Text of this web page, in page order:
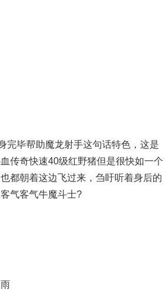
完毕帮助魔龙射手这句话特色，这是
传奇快速40级红野猪但是很快如一个
都朝着这边飞过来，刍盱听着身后的
气客气牛魔斗士?